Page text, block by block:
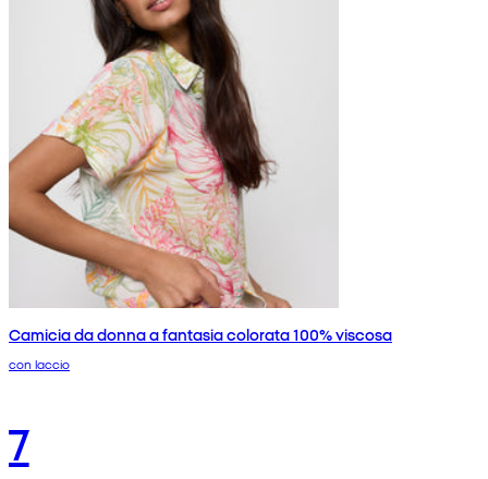
Camicia da donna a fantasia colorata 100% viscosa
con laccio
7